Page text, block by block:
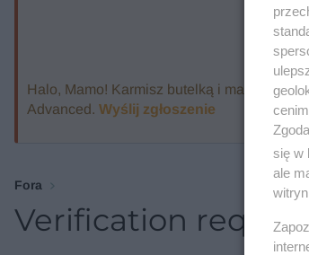
Halo, Mamo! Karmisz butelką i marzysz o
Advanced. Wyślij zgłoszenie
Fora
Verification
się w
ale